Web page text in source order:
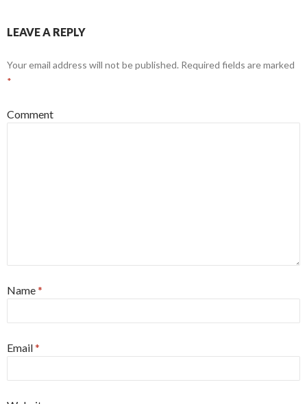
LEAVE A REPLY
Your email address will not be published. Required fields are marked
*
Comment
Name*
Email*